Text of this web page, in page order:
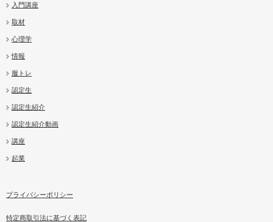
入門講座
取材
心理学
情報
服トレ
認定生
認定生紹介
認定生紹介動画
講座
起業
プライバシーポリシー
特定商取引法に基づく表記